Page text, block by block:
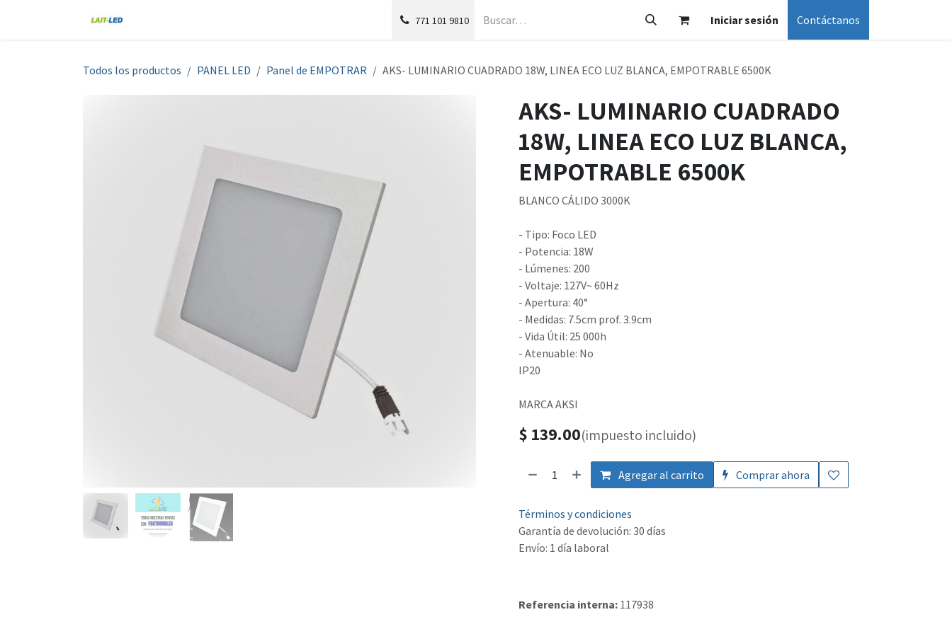
771 101 9810 Iniciar sesión Contáctanos
Todos los productos PANEL LED Panel de EMPOTRAR AKS- LUMINARIO CUADRADO 18W, LINEA ECO LUZ BLANCA, EMPOTRABLE 6500K
AKS- LUMINARIO CUADRADO
18W, LINEA ECO LUZ BLANCA,
EMPOTRABLE 6500K
BLANCO CÁLIDO 3000K
- Tipo: Foco LED
- Potencia: 18W
- Lúmenes: 200
- Voltaje: 127V~ 60Hz
- Apertura: 40°
- Medidas: 7.5cm prof. 3.9cm
- Vida Útil: 25 000h
- Atenuable: No
IP20
MARCA AKSI
$ 139.00(impuesto incluido)
Agregar al carrito Comprar ahora
Términos y condiciones
Garantía de devolución: 30 días
Envío: 1 día laboral
Referencia interna: 117938